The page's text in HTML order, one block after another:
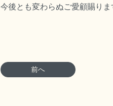
今後とも変わらぬご愛顧賜りま
前へ